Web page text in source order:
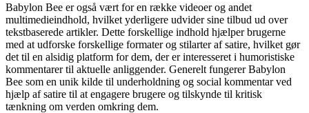
Babylon Bee er også vært for en række videoer og andet
multimedieindhold, hvilket yderligere udvider sine tilbud ud over
tekstbaserede artikler. Dette forskellige indhold hjælper brugerne
med at udforske forskellige formater og stilarter af satire, hvilket gør
det til en alsidig platform for dem, der er interesseret i humoristiske
kommentarer til aktuelle anliggender. Generelt fungerer Babylon
Bee som en unik kilde til underholdning og social kommentar ved
hjælp af satire til at engagere brugere og tilskynde til kritisk
tænkning om verden omkring dem.